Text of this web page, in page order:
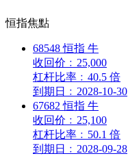
恒指焦點
68548恒指 牛
收回价 ﹕ 25,000
杠杆比率 ﹕ 40.5 倍
到期日 ﹕ 2028-10-30
67682 恒指 牛
收回价 ﹕ 25,100
杠杆比率 ﹕ 50.1 倍
到期日 ﹕ 2028-09-28